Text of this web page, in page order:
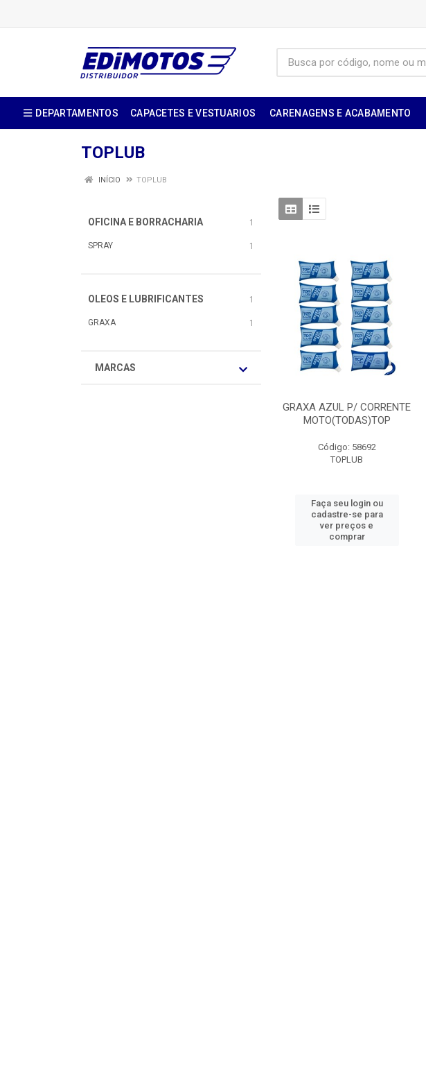
DEPARTAMENTOS CAPACETES E VESTUARIOS CARENAGENS E ACABAMENTO
TOPLUB
INÍCIO TOPLUB
OFICINA E BORRACHARIA 1
SPRAY 1
OLEOS E LUBRIFICANTES 1
GRAXA 1
MARCAS
GRAXA AZUL P/ CORRENTE
MOTO(TODAS)TOP
Código: 58692
TOPLUB
Faça seu login ou
cadastre-se para
ver preços e
comprar